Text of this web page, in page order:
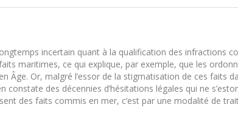
incertain quant à la qualification des infractions
maritimes, ce qui explique, par exemple, que les
Âge. Or, malgré l’essor de la stigmatisation de ces faits
constate des décennies d’hésitations légales qui ne
des faits commis en mer, c’est par une modalité de